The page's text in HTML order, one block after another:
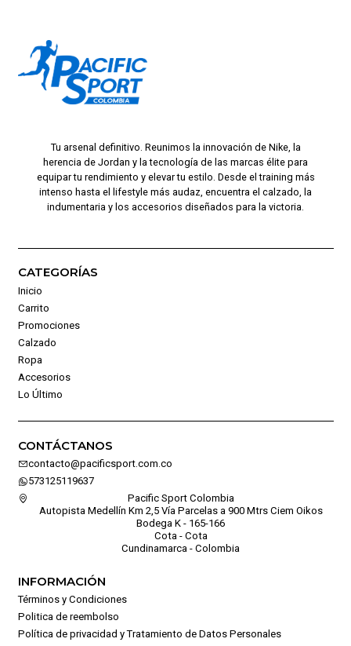
Tu arsenal definitivo. Reunimos la innovación de Nike, la
herencia de Jordan y la tecnología de las marcas élite para
equipar tu rendimiento y elevar tu estilo. Desde el training más
intenso hasta el lifestyle más audaz, encuentra el calzado, la
indumentaria y los accesorios diseñados para la victoria.
CATEGORÍAS
Inicio
Carrito
Promociones
Calzado
Ropa
Accesorios
Lo Último
CONTÁCTANOS
contacto@pacificsport.com.co
573125119637
Pacific Sport Colombia
Autopista Medellín Km 2,5 Vía Parcelas a 900 Mtrs Ciem Oikos
Bodega K - 165-166
Cota - Cota
Cundinamarca - Colombia
INFORMACIÓN
Términos y Condiciones
Politica de reembolso
Política de privacidad y Tratamiento de Datos Personales